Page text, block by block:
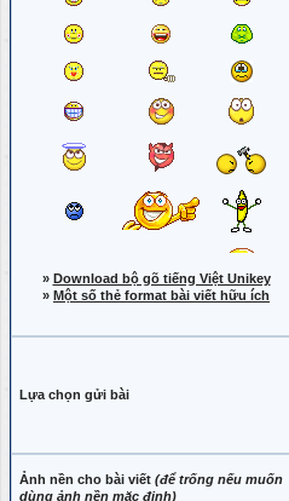
» Download bộ gõ tiếng Việt Unikey
» Một số thẻ format bài viết hữu ích
Lựa chọn gửi bài
Ảnh nền cho bài viết (để trống nếu muốn
dùng ảnh nền mặc định)